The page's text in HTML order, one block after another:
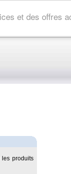
et des offres
produits